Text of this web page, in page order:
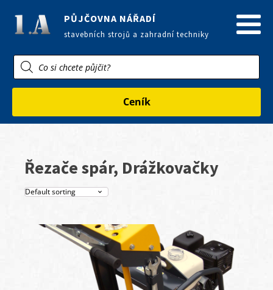
PŮJČOVNA NÁŘADÍ
stavebních strojů a zahradní techniky
Products
search
Ceník
Řezače spár, Drážkovačky